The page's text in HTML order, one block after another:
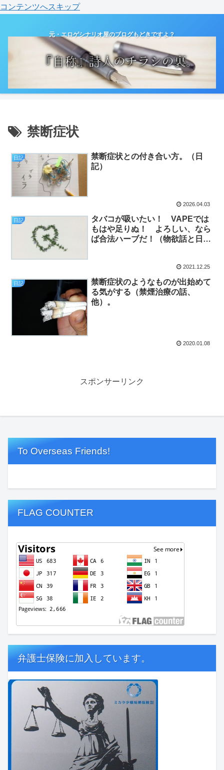
コンテンツへスキップ
元・エロゲシナリオ屋のブログもどきですよ？
禁断症状
日記
禁断症状との付き合い方。（日
記）
2026.04.03
日記
タバコが吸いたい！ VAPEでは
もはや足りぬ！ よろしい、なら
ば合法ハーブだ！（物欲話と日
2021.12.25
日記
禁断症状のようなものが出始めて
る気がする（禁煙治療の話、
他）。
2020.01.08
スポンサーリンク
To Overseas Friends!
FLAG COUNTER
弁護士保険に加入しています。